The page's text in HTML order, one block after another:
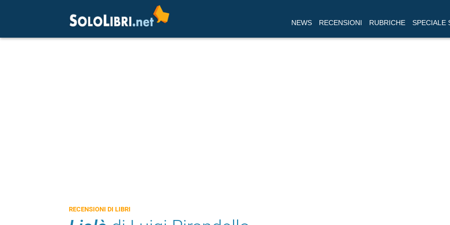
NEWS RECENSIONI RUBRICHE SPECIALE
RECENSIONI DI LIBRI